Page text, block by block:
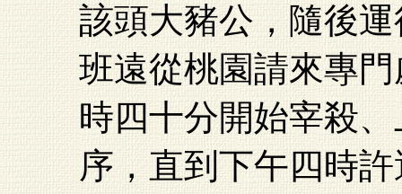
該頭大豬公，隨後
班遠從桃園請來專
時四十分開始宰殺
序，直到下午四時